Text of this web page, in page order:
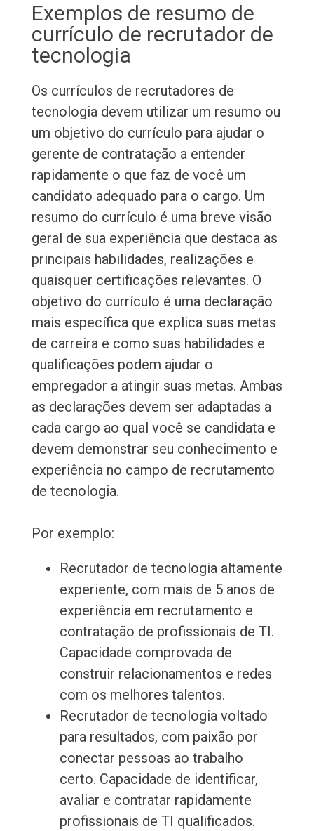
Exemplos de resumo de
currículo de recrutador de
tecnologia
Os currículos de recrutadores de
tecnologia devem utilizar um resumo ou
um objetivo do currículo para ajudar o
gerente de contratação a entender
rapidamente o que faz de você um
candidato adequado para o cargo. Um
resumo do currículo é uma breve visão
geral de sua experiência que destaca as
principais habilidades, realizações e
quaisquer certificações relevantes. O
objetivo do currículo é uma declaração
mais específica que explica suas metas
de carreira e como suas habilidades e
qualificações podem ajudar o
empregador a atingir suas metas. Ambas
as declarações devem ser adaptadas a
cada cargo ao qual você se candidata e
devem demonstrar seu conhecimento e
experiência no campo de recrutamento
de tecnologia.
Por exemplo:
Recrutador de tecnologia altamente
experiente, com mais de 5 anos de
experiência em recrutamento e
contratação de profissionais de TI.
Capacidade comprovada de
construir relacionamentos e redes
com os melhores talentos.
Recrutador de tecnologia voltado
para resultados, com paixão por
conectar pessoas ao trabalho
certo. Capacidade de identificar,
avaliar e contratar rapidamente
profissionais de TI qualificados.